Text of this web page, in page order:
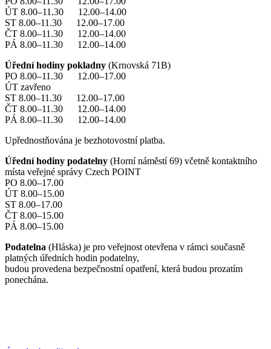
ÚT 8.00–11.30 12.00–14.00
ST 8.00–11.30 12.00–17.00
ČT 8.00–11.30 12.00–14.00
PÁ 8.00–11.30 12.00–14.00
Úřední hodiny pokladny (Krnovská 71B)
PO 8.00–11.30 12.00–17.00
ÚT zavřeno
ST 8.00–11.30 12.00–17.00
ČT 8.00–11.30 12.00–14.00
PÁ 8.00–11.30 12.00–14.00
Upřednostňována je bezhotovostní platba.
Úřední hodiny podatelny (Horní náměstí 69) včetně kontaktního
místa veřejné správy Czech POINT
PO 8.00–17.00
ÚT 8.00–15.00
ST 8.00–17.00
ČT 8.00–15.00
PÁ 8.00–15.00
Podatelna (Hláska) je pro veřejnost otevřena v rámci současně
platných úředních hodin podatelny,
budou provedena bezpečnostní opatření, která budou prozatím
ponechána.